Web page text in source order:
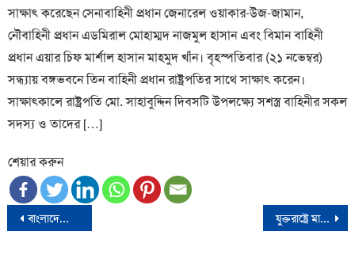
সাক্ষাৎ করেছেন সেনাবাহিনী প্রধান জেনারেল ওয়াকার-উজ-জামান,
নৌবাহিনী প্রধান এডমিরাল মোহাম্মদ নাজমুল হাসান এবং বিমান বাহিনী
প্রধান এয়ার চিফ মার্শাল হাসান মাহমুদ খাঁন। বৃহস্পতিবার (২১ নভেম্বর)
সন্ধ্যায় বঙ্গভবনে তিন বাহিনী প্রধান রাষ্ট্রপতির সাথে সাক্ষাৎ করেন।
সাক্ষাৎকালে রাষ্ট্রপতি মো. সাহাবুদ্দিন দিবসটি উপলক্ষ্যে সশস্ত্র বাহিনীর সকল
সদস্য ও তাদের […]
শেয়ার করুন
Post
বাংলাদেশে কী গণতন্ত্র থাকবে ? – নিউইয়র্ক টাইমস যুক্তরাষ্ট্রে মাঝ আকাশে উড়ে গেল বিমানের দরজা